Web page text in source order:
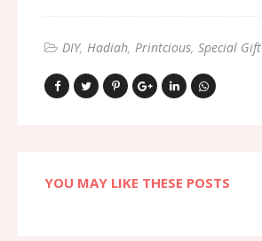
DIY Hadiah Printcious Special Gift
YOU MAY LIKE THESE POSTS